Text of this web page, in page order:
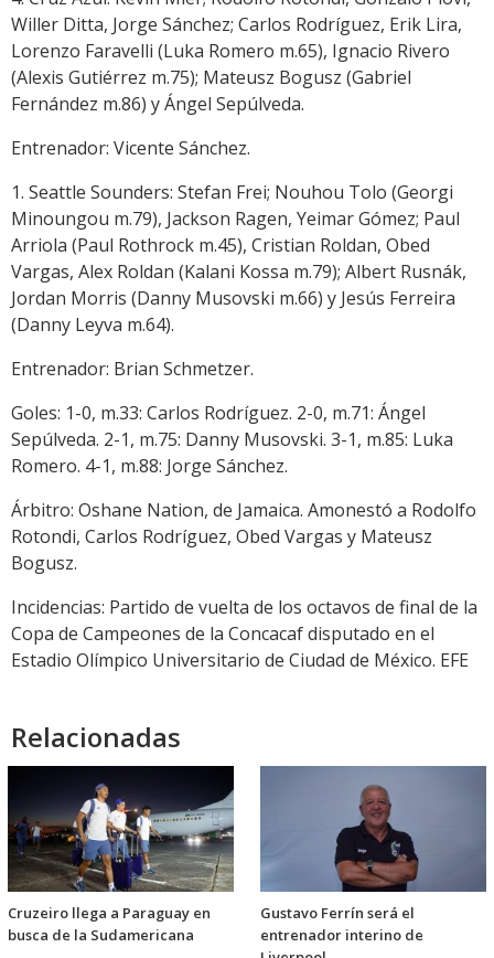
Willer Ditta, Jorge Sánchez; Carlos Rodríguez, Erik Lira,
Lorenzo Faravelli (Luka Romero m.65), Ignacio Rivero
(Alexis Gutiérrez m.75); Mateusz Bogusz (Gabriel
Fernández m.86) y Ángel Sepúlveda.
Entrenador: Vicente Sánchez.
1. Seattle Sounders: Stefan Frei; Nouhou Tolo (Georgi
Minoungou m.79), Jackson Ragen, Yeimar Gómez; Paul
Arriola (Paul Rothrock m.45), Cristian Roldan, Obed
Vargas, Alex Roldan (Kalani Kossa m.79); Albert Rusnák,
Jordan Morris (Danny Musovski m.66) y Jesús Ferreira
(Danny Leyva m.64).
Entrenador: Brian Schmetzer.
Goles: 1-0, m.33: Carlos Rodríguez. 2-0, m.71: Ángel
Sepúlveda. 2-1, m.75: Danny Musovski. 3-1, m.85: Luka
Romero. 4-1, m.88: Jorge Sánchez.
Árbitro: Oshane Nation, de Jamaica. Amonestó a Rodolfo
Rotondi, Carlos Rodríguez, Obed Vargas y Mateusz
Bogusz.
Incidencias: Partido de vuelta de los octavos de final de la
Copa de Campeones de la Concacaf disputado en el
Estadio Olímpico Universitario de Ciudad de México. EFE
Relacionadas
Cruzeiro llega a Paraguay en
busca de la Sudamericana
Gustavo Ferrín será el
entrenador interino de